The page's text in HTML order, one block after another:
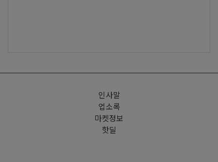
인사말
업소록
마켓정보
핫딜